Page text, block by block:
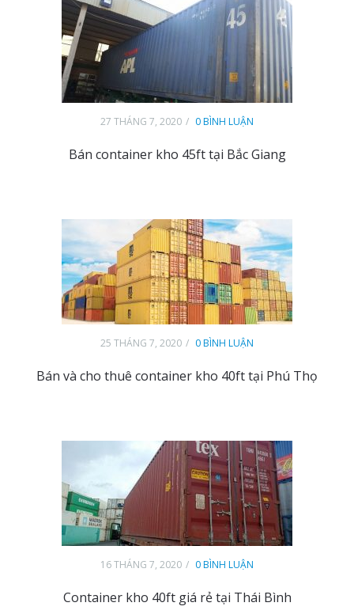
27 THÁNG 7, 2020 0 BÌNH LUẬN
Bán container kho 45ft tại Bắc Giang
25 THÁNG 7, 2020 0 BÌNH LUẬN
Bán và cho thuê container kho 40ft tại Phú Thọ
16 THÁNG 7, 2020 0 BÌNH LUẬN
Container kho 40ft giá rẻ tại Thái Bình